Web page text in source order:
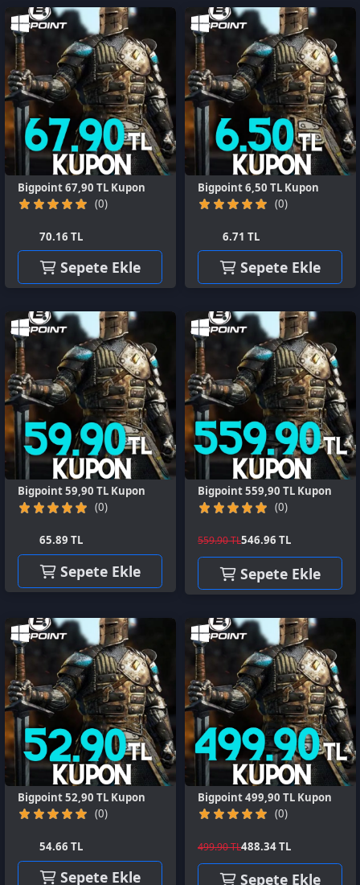
Bigpoint 67,90 TL Kupon
(0)
70.16 TL
Sepete Ekle
Bigpoint 6,50 TL Kupon
(0)
6.71 TL
Sepete Ekle
Bigpoint 59,90 TL Kupon
(0)
65.89 TL
Sepete Ekle
Bigpoint 559,90 TL Kupon
(0)
559.90 TL 546.96 TL
Sepete Ekle
Bigpoint 52,90 TL Kupon
(0)
54.66 TL
Sepete Ekle
Bigpoint 499,90 TL Kupon
(0)
499.90 TL488.34 TL
Sepete Ekle